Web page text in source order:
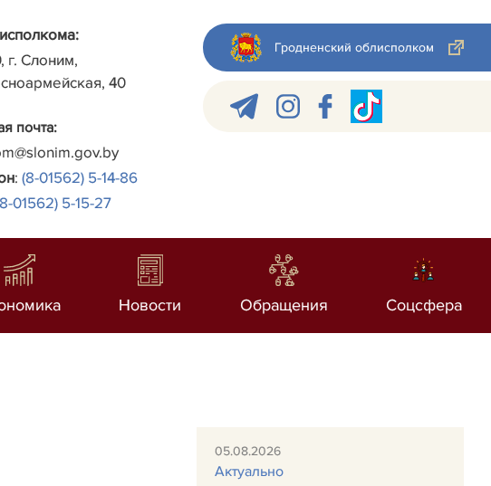
г. Слоним,
40
почта:
: (8-01562) 5-14-86
01562) 5-15-27
Гродненский облисполком
Новости Обращения Соцсфера
05.08.2026
Актуально